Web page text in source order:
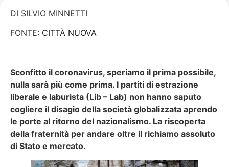
DI SILVIO MINNETTI
FONTE: CITTÀ NUOVA
Sconfitto il coronavirus, speriamo il prima possibile,
nulla sarà più come prima. I partiti di estrazione
liberale e laburista (Lib – Lab) non hanno saputo
cogliere il disagio della società globalizzata aprendo
le porte al ritorno del nazionalismo. La riscoperta
della fraternità per andare oltre il richiamo assoluto
di Stato e mercato.